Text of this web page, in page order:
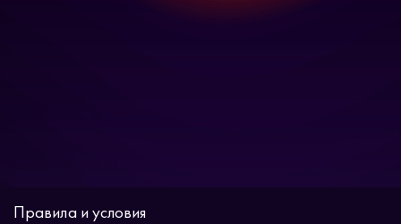
Правила и условия